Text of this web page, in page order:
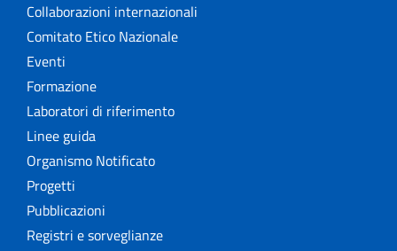
Collaborazioni internazionali
Comitato Etico Nazionale
Eventi
Formazione
Laboratori di riferimento
Linee guida
Organismo Notificato
Progetti
Pubblicazioni
Registri e sorveglianze